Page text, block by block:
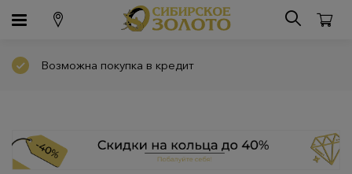
Возможна покупка в кредит